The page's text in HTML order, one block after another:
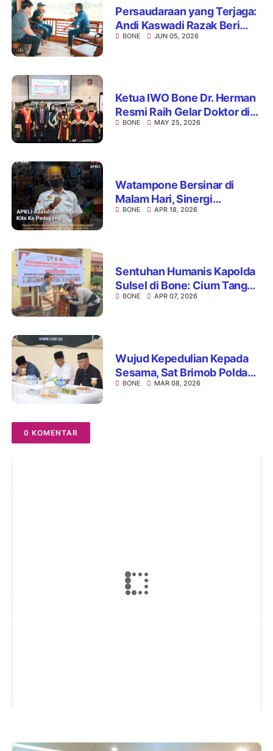
Persaudaraan yang Terjaga:
Andi Kaswadi Razak Beri
Ucapan dan Doa di Hari
BONE JUN 05, 2026
Ketua IWO Bone Dr. Herman
Resmi Raih Gelar Doktor di
Unhas
BONE MAY 25, 2026
Watampone Bersinar di
Malam Hari, Sinergi
Pemerintah dan UMKM
BONE APR 18, 2026
Sentuhan Humanis Kapolda
Sulsel di Bone: Cium Tangan
Nenek Penerima Bedah
BONE APR 07, 2026
Wujud Kepedulian Kepada
Sesama, Sat Brimob Polda
Sulsel Gelar Acara Bukber
BONE MAR 08, 2026
0 KOMENTAR